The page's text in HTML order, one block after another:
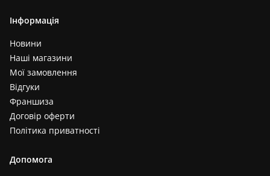
Інформація
Новини
Наші магазини
Мої замовлення
Відгуки
Франшиза
Договір оферти
Політика приватності
Допомога